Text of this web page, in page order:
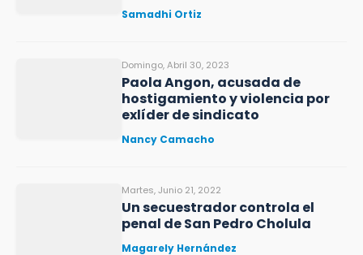
Samadhi Ortiz
Domingo, Abril 30, 2023
Paola Angon, acusada de
hostigamiento y violencia por
exlíder de sindicato
Nancy Camacho
Martes, Junio 21, 2022
Un secuestrador controla el
penal de San Pedro Cholula
Magarely Hernández